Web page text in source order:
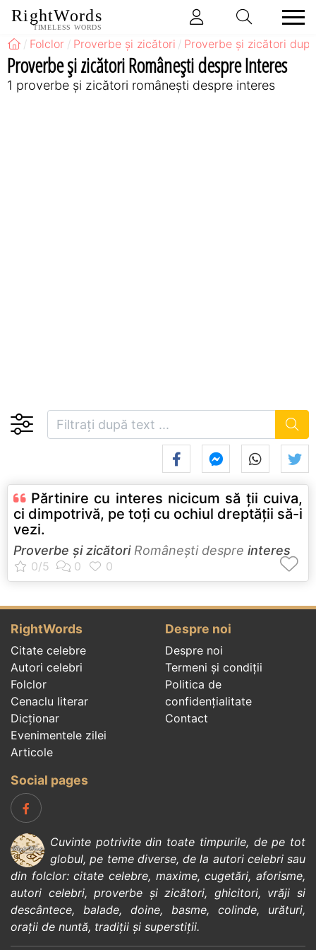
RightWords
TIMELESS WORDS
Folclor Proverbe și zicători Proverbe și zicători
Proverbe și zicători Româneşti despre Interes
1 proverbe și zicători româneşti despre interes
Părtinire cu interes nicicum să ţii cuiva,
ci dimpotrivă, pe toţi cu ochiul dreptăţii să-i
vezi.
Proverbe și zicătoriRomâneşti despre interes
RightWords
Citate celebre
Autori celebri
Folclor
Cenaclu literar
Dicționar
Evenimentele zilei
Articole
Despre noi
Despre noi
Termeni și condiții
Politica de
confidenţialitate
Contact
Social pages
Cuvinte potrivite din toate timpurile, de pe tot
globul, pe teme diverse, de la autori celebrisau
din folclor:citate celebre, maxime,cugetări,aforisme,
autori celebri,proverbe și zicători, ghicitori, vrăji si
descântece, balade, doine, basme, colinde, urături,
orații de nuntă, tradiții și superstiții.